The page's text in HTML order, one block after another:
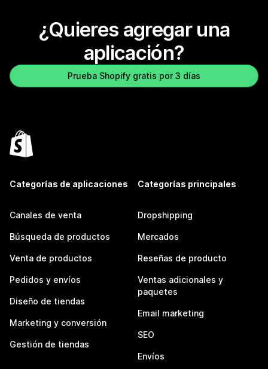
¿Quieres agregar una
aplicación?
Prueba Shopify gratis por 3 días
Categorías de aplicaciones
Canales de venta
Búsqueda de productos
Venta de productos
Pedidos y envíos
Diseño de tiendas
Marketing y conversión
Gestión de tiendas
Categorías principales
Dropshipping
Mercados
Reseñas de producto
Ventas adicionales y
paquetes
Email marketing
SEO
Envíos